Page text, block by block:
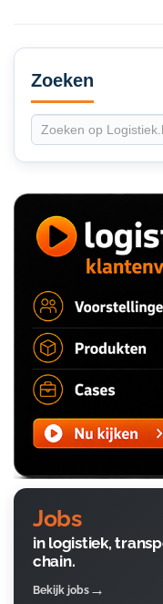
Secondary
Sidebar
Zoeken
Jobs
in logistiek,
chain.
Bekijk jobs